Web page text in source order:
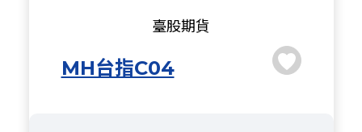
MH台指C04
臺股期貨